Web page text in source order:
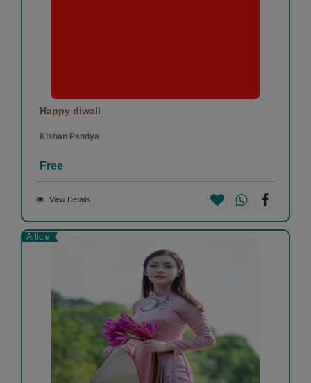
Happy diwali
Kishan Pandya
Free
View Details
Article